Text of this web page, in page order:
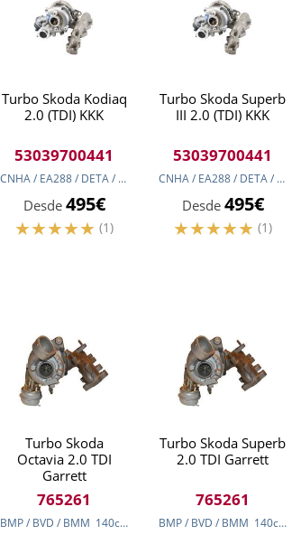
190 (140kw)
Turbo Skoda Kodiaq
2.0 (TDI) KKK
53039700441
CNHA / EA288 / DETA / DESA / EA288 / DDAA / DFHA 190
Desde 495€
(1)
Turbo Skoda Superb
III 2.0 (TDI) KKK
53039700441
CNHA / EA288 / DETA / DESA / EA288 / DDAA / DFHA
Desde 495€
(1)
Turbo Skoda
Octavia 2.0 TDI
Garrett
765261
BMP / BVD / BMM 140cv kw)
Turbo Skoda Superb
2.0 TDI Garrett
765261
BMP / BVD / BMM 140cv